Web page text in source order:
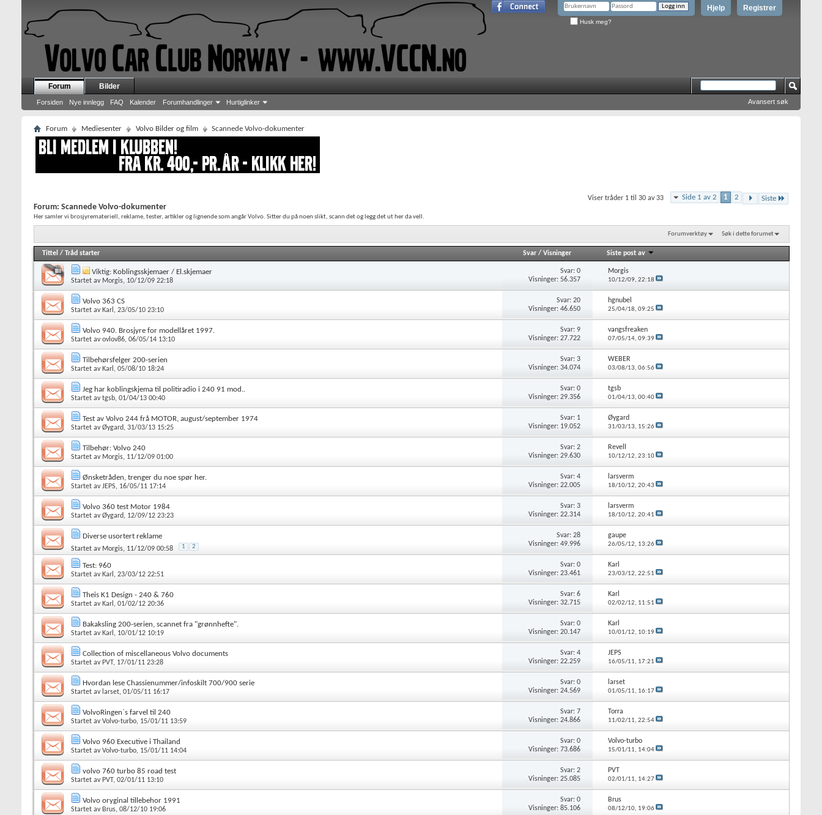
Registrer
Hjelp
Husk meg?
Forum
Forsiden Nye innlegg FAQ Kalender Forumhandlinger Hurtiglinker
Bilder
Avansert søk
Forum Mediesenter Volvo Bilder og film Scannede Volvo-dokumenter
Side 1 av 2 1 2 Siste
Viser tråder 1 til 30 av 33
Forum: Scannede Volvo-dokumenter
Her samler vi brosjyremateriell, reklame, tester, artikler og lignende som angår Volvo. Sitter du på noen slikt, scann det og legg det ut her da vell.
Forumverktøy Søk i dette forumet
Tittel / Tråd starter Svar/ Visninger Siste post av
Viktig: Koblingsskjemaer / El.skjemaer
Startet av Morgis, 10/12/09 22:18
Svar: 0
Visninger: 56.357
Morgis
10/12/09, 22:18
Volvo 363 CS
Startet av Karl , 23/05/10 23:10
Svar: 20
Visninger: 46.650
hgnubel
25/04/18, 09:25
Volvo 940. Brosjyre for modellåret 1997.
Startet avovlov86, 06/05/14 13:10
Svar: 9
Visninger: 27.722
vangsfreaken
07/05/14, 09:39
Tilbehørsfelger 200-serien
Startet av Karl , 05/08/10 18:24
Svar: 3
Visninger: 34.074
WEBER
03/08/13, 06:56
Jeg har koblingskjema til politiradio i 240 91 mod..
Startet avtgsb, 01/04/13 00:40
Svar: 0
Visninger: 29.356
tgsb
01/04/13, 00:40
Test av Volvo 244 frå MOTOR, august/september 1974
Startet avØygard, 31/03/13 15:25
Svar: 1
Visninger: 19.052
Øygard
31/03/13, 15:26
Tilbehør: Volvo 240
Startet av Morgis, 11/12/09 01:00
Svar: 2
Visninger: 29.630
Revell
10/12/12, 23:10
Ønsketråden, trenger du noe spør her.
Startet avJEPS, 16/05/11 17:14
Svar: 4
Visninger: 22.005
larsverm
18/10/12, 20:43
Volvo 360 test Motor 1984
Startet avØygard, 12/09/12 23:23
Svar: 3
Visninger: 22.314
larsverm
18/10/12, 20:41
Diverse usortert reklame
Startet av Morgis, 11/12/09 00:58 1 2
Svar: 28
Visninger: 49.996
gaupe
26/05/12, 13:26
Test: 960
Startet av Karl , 23/03/12 22:51
Svar: 0
Visninger: 23.461
Karl
23/03/12, 22:51
Theis K1 Design - 240 & 760
Startet av Karl , 01/02/12 20:36
Svar: 6
Visninger: 32.715
Karl
02/02/12, 11:51
Bakaksling 200-serien, scannet fra "grønnhefte".
Startet av Karl , 10/01/12 10:19
Svar: 0
Visninger: 20.147
Karl
10/01/12, 10:19
Collection of miscellaneous Volvo documents
Startet av PVT, 17/01/11 23:28
Svar: 4
Visninger: 22.259
JEPS
16/05/11, 17:21
Hvordan lese Chassienummer/infoskilt 700/900 serie
Startet av larset, 01/05/11 16:17
Svar: 0
Visninger: 24.569
larset
01/05/11, 16:17
VolvoRingen`s farvel til 240
Startet avVolvo-turbo, 15/01/11 13:59
Svar: 7
Visninger: 24.866
Torra
11/02/11, 22:54
Volvo 960 Executive i Thailand
Startet avVolvo-turbo, 15/01/11 14:04
Svar: 0
Visninger: 73.686
Volvo-turbo
15/01/11, 14:04
volvo 760 turbo 85 road test
Startet av PVT, 02/01/11 13:10
Svar: 2
Visninger: 25.085
PVT
02/01/11, 14:27
Volvo oryginal tillebehor 1991
Startet av Brus, 08/12/10 19:06
Svar: 0
Visninger: 85.106
Brus
08/12/10, 19:06